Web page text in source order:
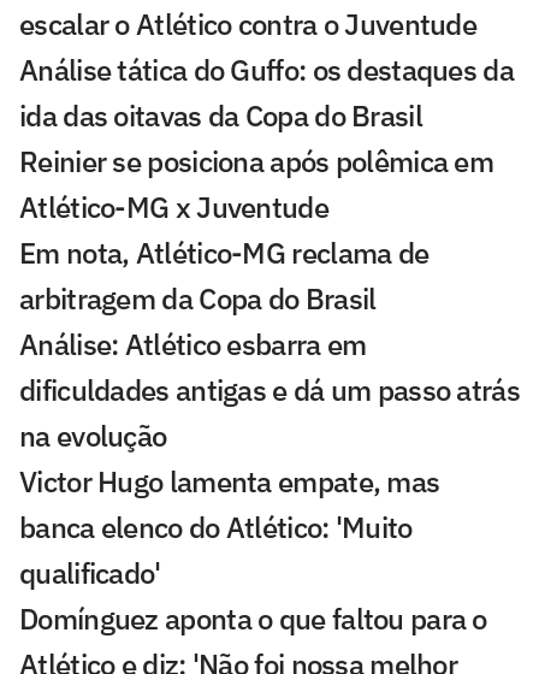
escalar o Atlético contra o Juventude
Análise tática do Guffo: os destaques da
ida das oitavas da Copa do Brasil
Reinier se posiciona após polêmica em
Atlético-MG x Juventude
Em nota, Atlético-MG reclama de
arbitragem da Copa do Brasil
Análise: Atlético esbarra em
dificuldades antigas e dá um passo atrás
na evolução
Victor Hugo lamenta empate, mas
banca elenco do Atlético: 'Muito
qualificado'
Domínguez aponta o que faltou para o
Atlético e diz: 'Não foi nossa melhor